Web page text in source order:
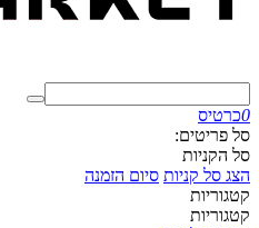
0כרטיס
סל פריטים:
סל הקניות
הצג סל קניות סיום הזמנה
קטגוריות
קטגוריות